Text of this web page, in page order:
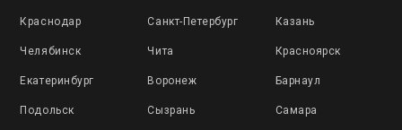
Краснодар Санкт-Петербург Казань
Челябинск Чита Красноярск
Екатеринбург Воронеж Барнаул
Подольск Сызрань Самара